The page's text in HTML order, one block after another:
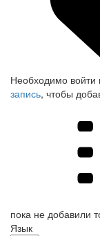
Необходимо войти
запись, чтобы
пока не добавили
Язык